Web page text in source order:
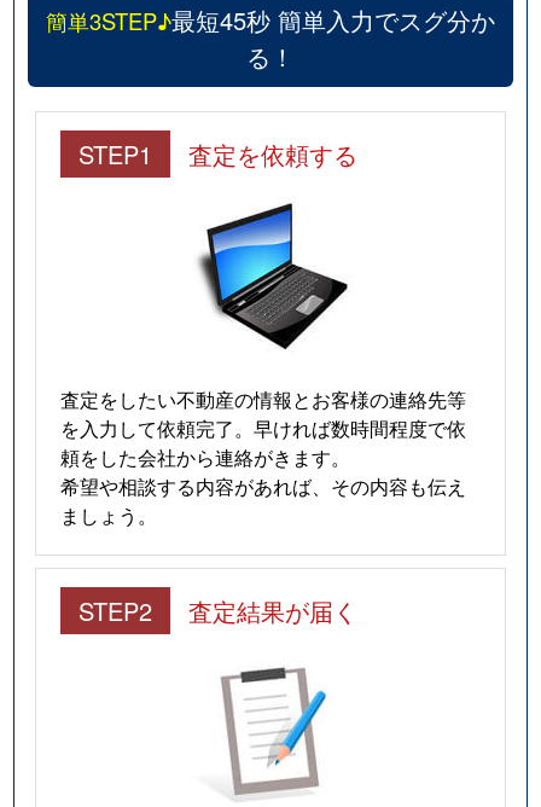
簡単3STEP♪最短45秒 簡単入力でスグ分か
る！
STEP1 査定を依頼する
査定をしたい不動産の情報とお客様の連絡先等
を入力して依頼完了。早ければ数時間程度で依
頼をした会社から連絡がきます。
希望や相談する内容があれば、その内容も伝え
ましょう。
STEP2 査定結果が届く